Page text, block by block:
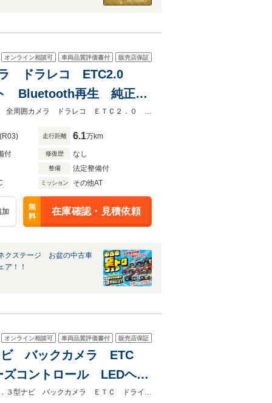
オンライン相談可 車両品質評価書付 販売店保証
ラ ドラレコ ETC2.0
Bluetooth再生 純正16
ーセンサー
★グループ約３０，０００台の在庫から取り寄せ可能！★禁煙車 純正９型ナビ 全周囲カメラ ドラレコ ＥＴＣ２．０ ＢＳＭ デジタルインナーミラー
(R03) 走行距離 6.1万km
付 修復歴 なし
整備
法定整備付
ミッション その他AT
無
料
在庫確認・見積依頼
クステージ お盆の中古車
ア！！
オンライン相談可 車両品質評価書付 販売店保証
ビ バックカメラ ETC
コントロール LEDヘッ
★グループ約３０，０００台の在庫から取り寄せ可能！★禁煙車 メーカー１０．３型ナビ バックカメラ ＥＴＣ ドライブレコーダー 衝突軽減